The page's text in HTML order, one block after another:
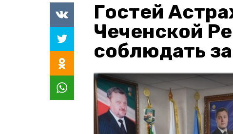
Гостей
Чеченской
соблюдать